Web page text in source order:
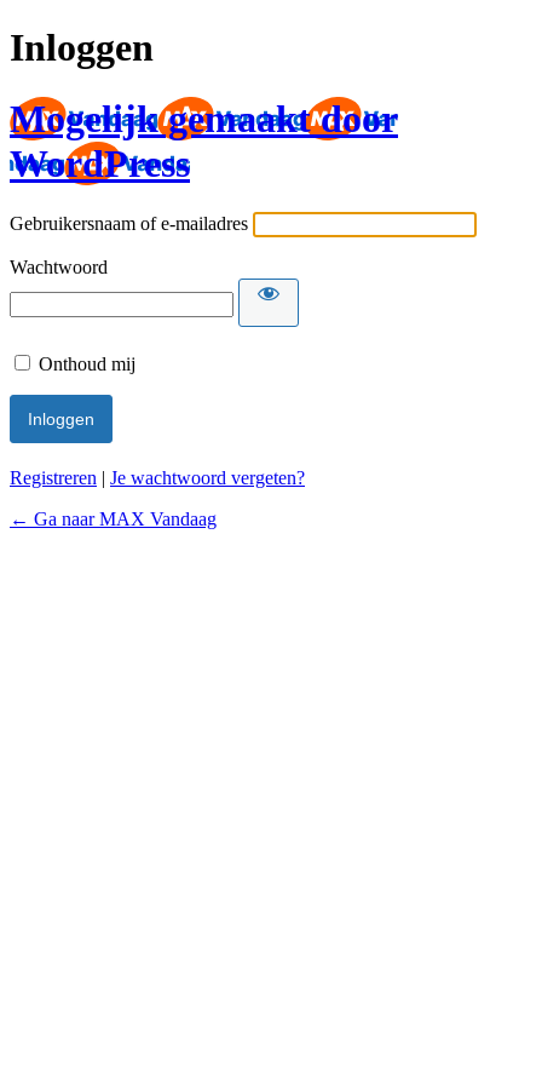
Inloggen
Mogelijk gemaakt door
WordPress
Gebruikersnaam of e-mailadres
Wachtwoord
Onthoud mij
Registreren | Je wachtwoord vergeten?
← Ga naar MAX Vandaag